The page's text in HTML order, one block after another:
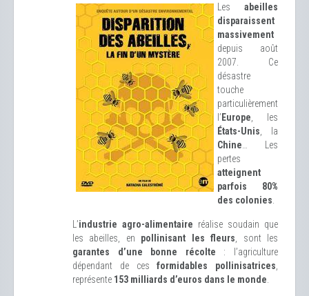
Les abeilles
disparaissent
massivement
depuis août
2007. Ce
désastre
touche
particulièrement
l’ Europe , les
États-Unis , la
Chine … Les
pertes
atteignent
parfois 80%
des colonies
L’industrie agro-alimentaire réalise soudain que
les abeilles, en pollinisant les fleurs , sont les
garantes d’une bonne récolte : l’agriculture
dépendant de cesformidables pollinisatrices
représente 153 milliards d’euros dans le monde